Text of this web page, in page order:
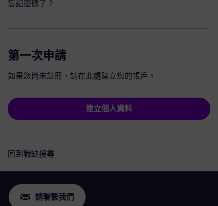
忘記密碼了？
第一次申請
如果您尚未註冊，請在此處建立您的帳戶。
建立個人資料
回到職缺搜尋
請聯繫我們